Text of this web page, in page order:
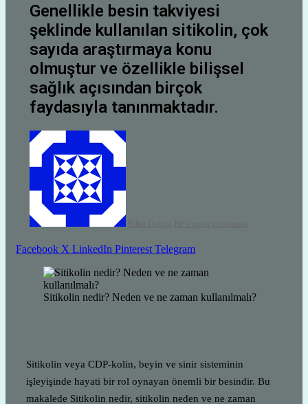
Genellikle besin takviyesi
şeklinde kullanılan sitikolin, çok
sayıda araştırmaya konu
olmuştur ve özellikle bilişsel
sağlık açısından birçok
faydasıyla tanınmaktadır.
Facebook X LinkedIn Pinterest Telegram
Sitikolin nedir? Neden ve ne zaman kullanılmalı?
Sitikolin veya CDP-kolin, beyin ve sinir sisteminin
işleyişinde hayati bir rol oynayan önemli bir besindir. Bu
makalede Sitikolin nedir, sitikolin neden ve ne zaman